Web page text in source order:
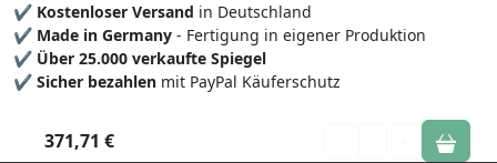
✔ Kostenloser Versand in Deutschland
✔ Made in Germany - Fertigung in eigener Produktion
✔ Über 25.000 verkaufte Spiegel
✔ Sicher bezahlen mit PayPal Käuferschutz
371,71 €